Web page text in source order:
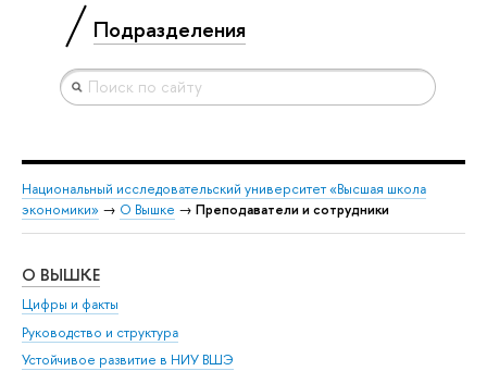
Подразделения
Национальный исследовательский университет «Высшая школа
экономики» → О Вышке → Преподаватели и сотрудники
О ВЫШКЕ
Цифры и факты
Руководство и структура
Устойчивое развитие в НИУ ВШЭ